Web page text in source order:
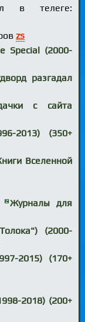
в телеге:
zs
Special (2000-
разгадал
с сайта
2013) (350+
Вселенной
Журналы для
(2000-
2015) (170+
2018) (200+